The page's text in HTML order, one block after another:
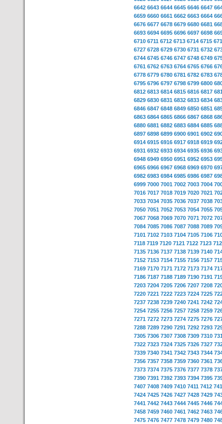
6642 6643 6644 6645 6646 6647
6659 6660 6661 6662 6663 6664
6676 6677 6678 6679 6680 6681
6693 6694 6695 6696 6697 6698
6710 6711 6712 6713 6714 6715
6727 6728 6729 6730 6731 6732
6744 6745 6746 6747 6748 6749
6761 6762 6763 6764 6765 6766
6778 6779 6780 6781 6782 6783
6795 6796 6797 6798 6799 6800
6812 6813 6814 6815 6816 6817
6829 6830 6831 6832 6833 6834
6846 6847 6848 6849 6850 6851
6863 6864 6865 6866 6867 6868
6880 6881 6882 6883 6884 6885
6897 6898 6899 6900 6901 6902
6914 6915 6916 6917 6918 6919
6931 6932 6933 6934 6935 6936
6948 6949 6950 6951 6952 6953
6965 6966 6967 6968 6969 6970
6982 6983 6984 6985 6986 6987
6999 7000 7001 7002 7003 7004
7016 7017 7018 7019 7020 7021
7033 7034 7035 7036 7037 7038
7050 7051 7052 7053 7054 7055
7067 7068 7069 7070 7071 7072
7084 7085 7086 7087 7088 7089
7101 7102 7103 7104 7105 7106
7118 7119 7120 7121 7122 7123
7135 7136 7137 7138 7139 7140
7152 7153 7154 7155 7156 7157
7169 7170 7171 7172 7173 7174
7186 7187 7188 7189 7190 7191
7203 7204 7205 7206 7207 7208
7220 7221 7222 7223 7224 7225
7237 7238 7239 7240 7241 7242
7254 7255 7256 7257 7258 7259
7271 7272 7273 7274 7275 7276
7288 7289 7290 7291 7292 7293
7305 7306 7307 7308 7309 7310
7322 7323 7324 7325 7326 7327
7339 7340 7341 7342 7343 7344
7356 7357 7358 7359 7360 7361
7373 7374 7375 7376 7377 7378
7390 7391 7392 7393 7394 7395
7407 7408 7409 7410 7411 7412
7424 7425 7426 7427 7428 7429
7441 7442 7443 7444 7445 7446
7458 7459 7460 7461 7462 7463
7475 7476 7477 7478 7479 7480